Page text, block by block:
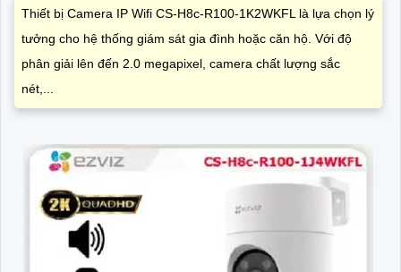
Thiết bị Camera IP Wifi CS-H8c-R100-1K2WKFL là lựa chọn lý
tưởng cho hệ thống giám sát gia đình hoặc căn hộ. Với độ
phân giải lên đến 2.0 megapixel, camera chất lượng sắc
nét,...